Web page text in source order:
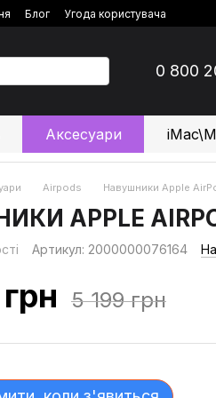
Блог
Угода користувача
0 800
Аксесуари
Airpods Навушники Apple
APPLE
Артикул: 2000000076164
5 199 грн